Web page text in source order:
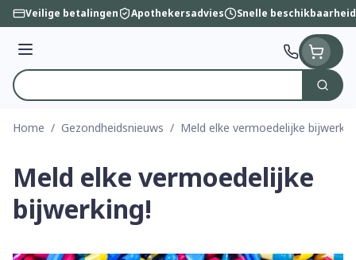
Ga naar de inhoud
Veilige betalingen Apothekersadvies Snelle beschikbaarheid
Menu
Product, merk, categorie...
Zoek
Home / Gezondheidsnieuws / Meld elke vermoedelijke
Meld elke vermoedelijke
bijwerking!